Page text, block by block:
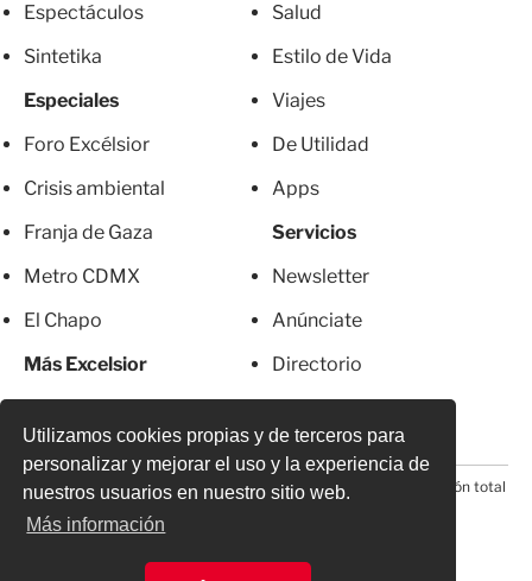
Utilizamos cookies propias y de terceros para
personalizar y mejorar el uso y la experiencia de
nuestros usuarios en nuestro sitio web.
Más información
Espectáculos
Sintetika
Especiales
Foro Excélsior
Crisis ambiental
Franja de Gaza
Metro CDMX
El Chapo
Más Excelsior
Salud
Estilo de Vida
Viajes
De Utilidad
Apps
Servicios
Newsletter
Anúnciate
Directorio
© 2026 Todos los derechos reservados. Prohibida la reproducción total
o parcial, incluyendo cualquier medio electrónico*